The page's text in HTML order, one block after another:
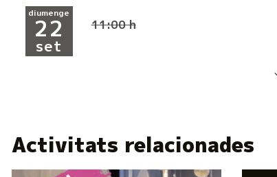
diumenge
22
set
11:00 h
Activitats relacionades